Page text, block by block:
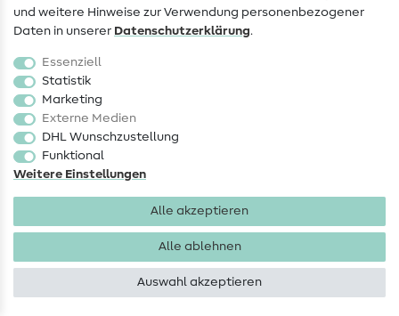
Kontakt
Infos zum Betreiberwechsel
FAQ
Widerrufsrecht
Beliebt
Nähzubehör
und weitere Hinweise zur Verwendung personenbezogener
Daten in unserer Daten­schutz­erklärung.
Essenziell
Statistik
Marketing
Externe Medien
DHL Wunschzustellung
Funktional
Weitere Einstellungen
Alle akzeptieren
Alle ablehnen
Auswahl akzeptieren